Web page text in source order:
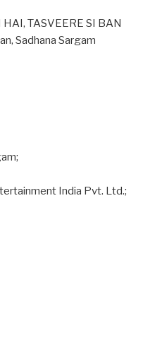
TASVEERE SI BAN
Sadhana Sargam
India Pvt. Ltd.;